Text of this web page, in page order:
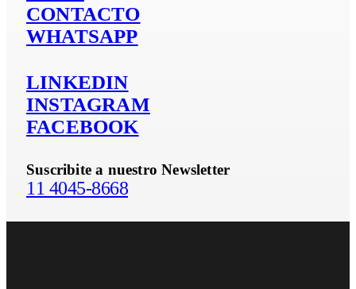
CONTACTO
WHATSAPP
LINKEDIN
INSTAGRAM
FACEBOOK
Suscribite a nuestro Newsletter
11 4045-8668